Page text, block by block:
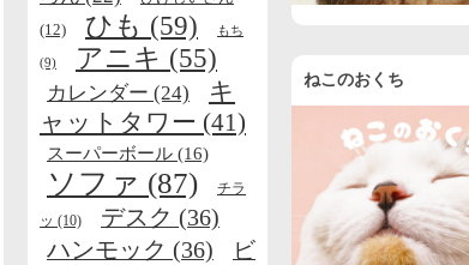
(12)
ひも (59) もち
(9) アニキ (55)
カレンダー (24)
キ
ャットタワー (41)
スーパーボール (16)
ソファ (87)
チラ
ッ (10) デスク (36)
ハンモック (36)
ビ
ねこのおくち